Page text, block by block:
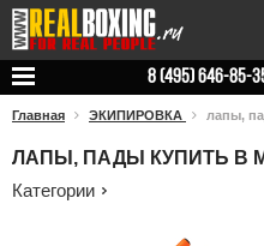
8 (495) 646-85-
Главная ЭКИПИРОВКА лапы,
ЛАПЫ, ПАДЫ КУПИТЬ В
Категории